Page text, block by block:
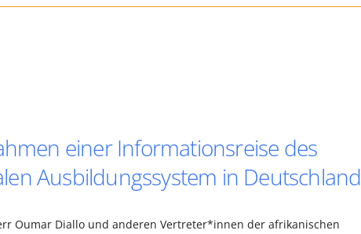
einer Informationsreise des
Ausbildungssystem in Deutschland
Oumar Diallo und anderen Vertreter*innen der afrikanischen